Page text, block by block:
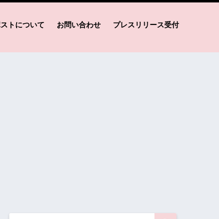
トについて お問い合わせ プレスリリース受付